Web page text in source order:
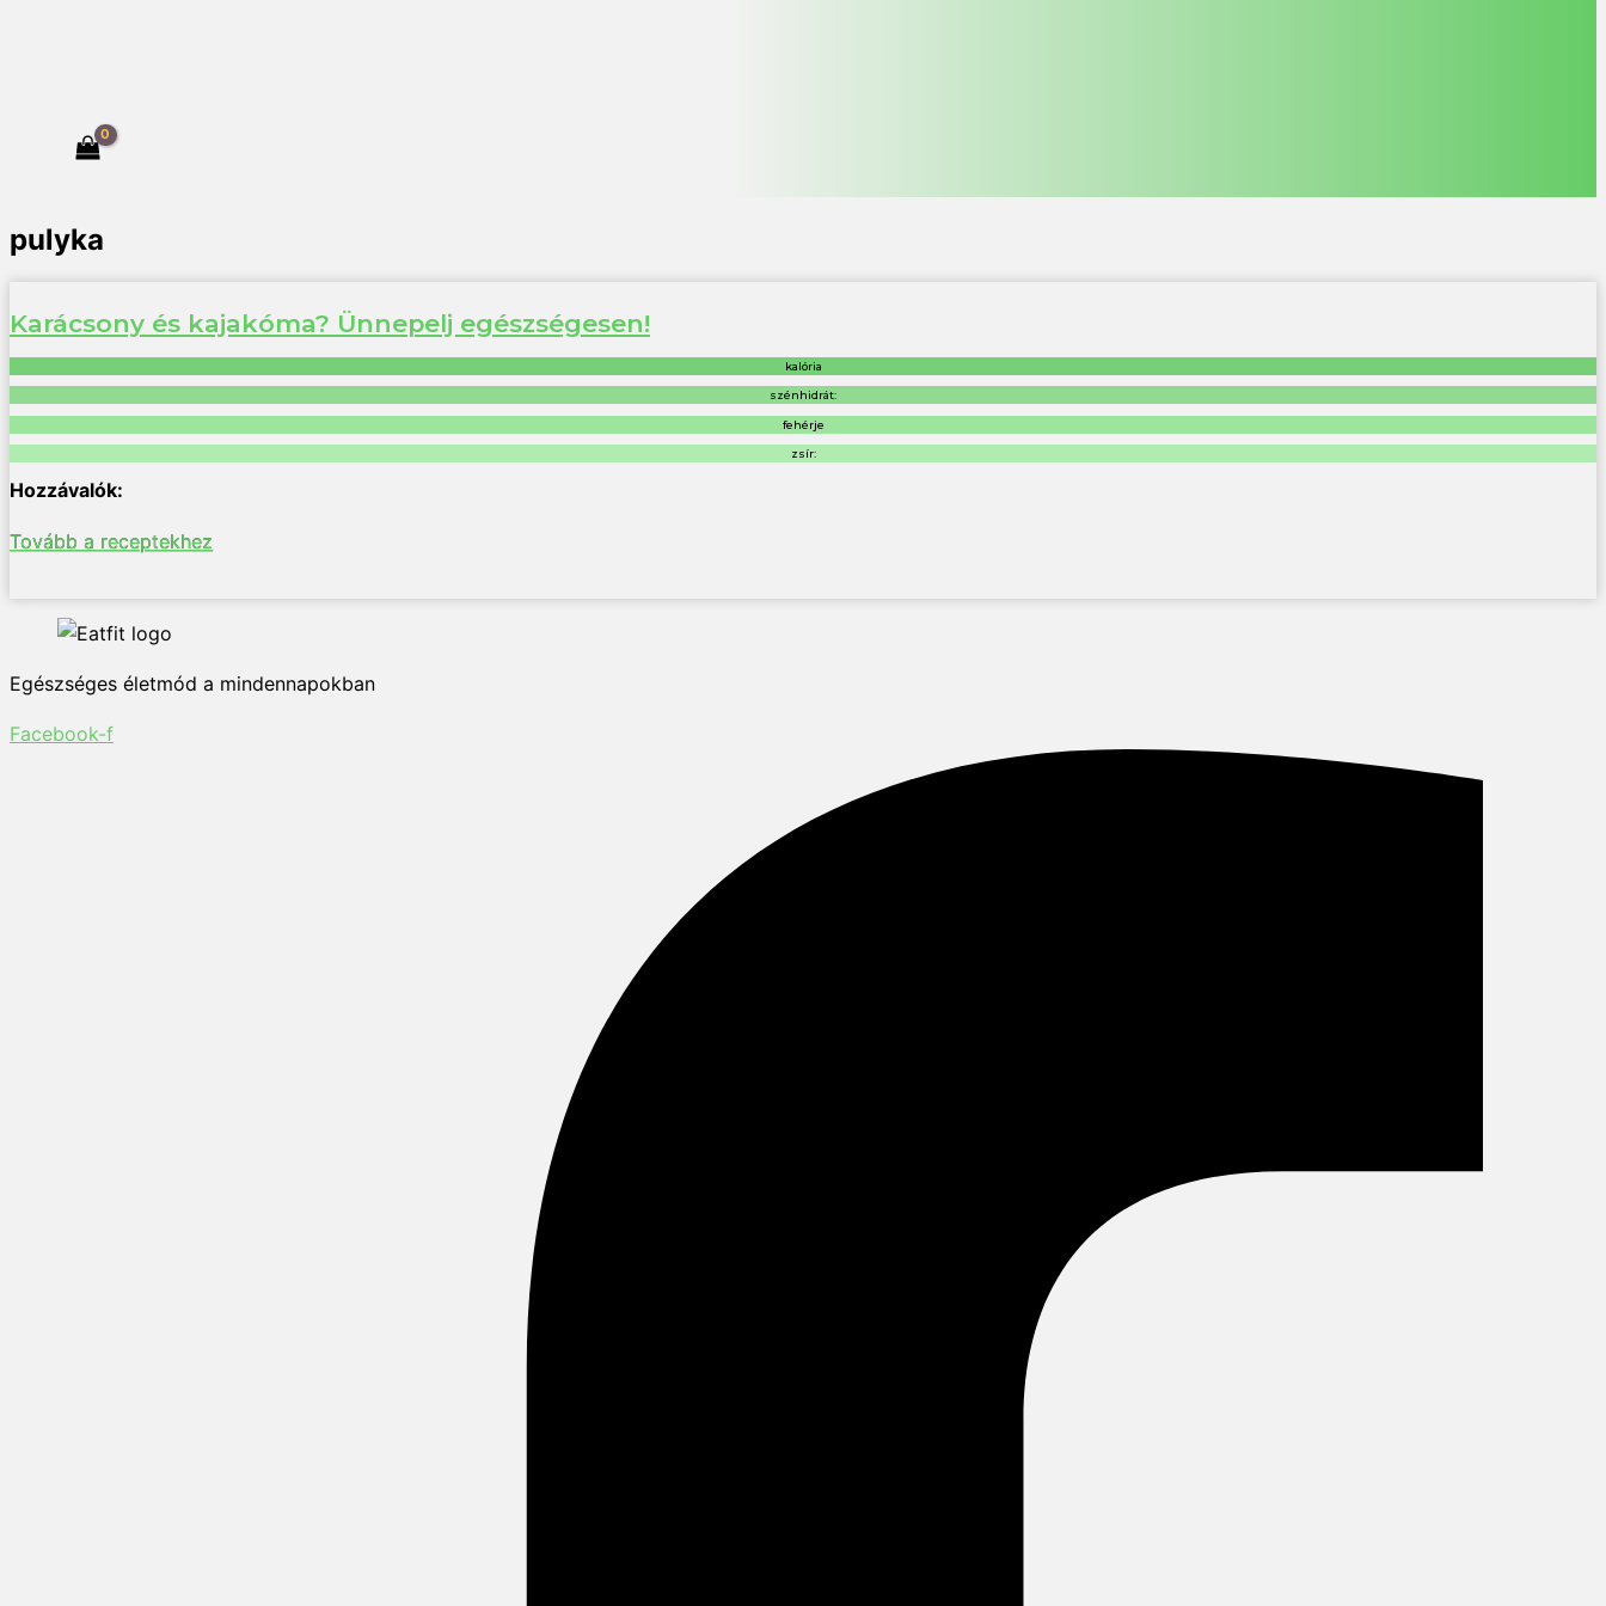
pulyka
Karácsony és kajakóma? Ünnepelj egészségesen!
kalória
szénhidrát:
fehérje
zsír:
Tovább a receptekhez
Egészséges életmód a mindennapokban
Facebook-f